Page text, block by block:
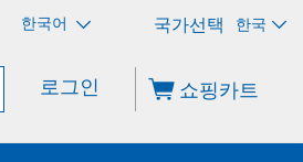
한국어 한국
로그인 쇼핑카트